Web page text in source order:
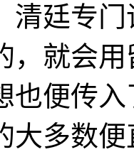
清廷专
，就会
也便传
大多数